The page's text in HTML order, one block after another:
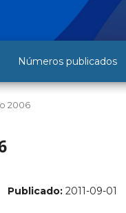
Números publicados
2006
Publicado: 2011-09-01